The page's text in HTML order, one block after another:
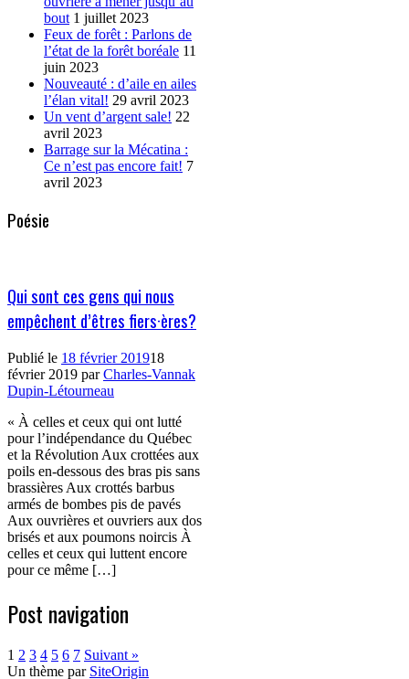
bout 1 juillet 2023
Feux de forêt : Parlons de
l’état de la forêt boréale 11
juin 2023
Nouveauté : d’aile en ailes
l’élan vital! 29 avril 2023
Un vent d’argent sale! 22
avril 2023
Barrage sur la Mécatina :
Ce n’est pas encore fait! 7
avril 2023
Poésie
Qui sont ces gens qui nous
empêchent d’êtres fiers·ères?
Publié le 18 février 201918
février 2019 parCharles-Vannak
Dupin-Létourneau
« À celles et ceux qui ont lutté
pour l’indépendance du Québec
et la Révolution Aux crottées aux
poils en-dessous des bras pis sans
brassières Aux crottés barbus
armés de bombes pis de pavés
Aux ouvrières et ouvriers aux dos
brisés et aux poumons noircis À
celles et ceux qui luttent encore
pour ce même […]
Post navigation
1 2 3 4 5 6 7 Suivant »
Un thème par SiteOrigin